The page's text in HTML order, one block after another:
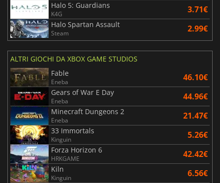
Halo 5: Guardians
K4G 3.71€
Halo Spartan Assault
Steam 2.99€
ALTRI GIOCHI DA XBOX GAME STUDIOS
Fable
Eneba 46.10€
Gears of War E Day
Eneba 44.96€
Minecraft Dungeons 2
Eneba 21.47€
33 Immortals
Kinguin 5.26€
Forza Horizon 6
HRKGAME 42.42€
Kiln
Kinguin 6.56€